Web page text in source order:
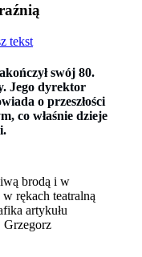
tekst
swój 80.
Jego dyrektor
o przeszłości
co właśnie dzieje